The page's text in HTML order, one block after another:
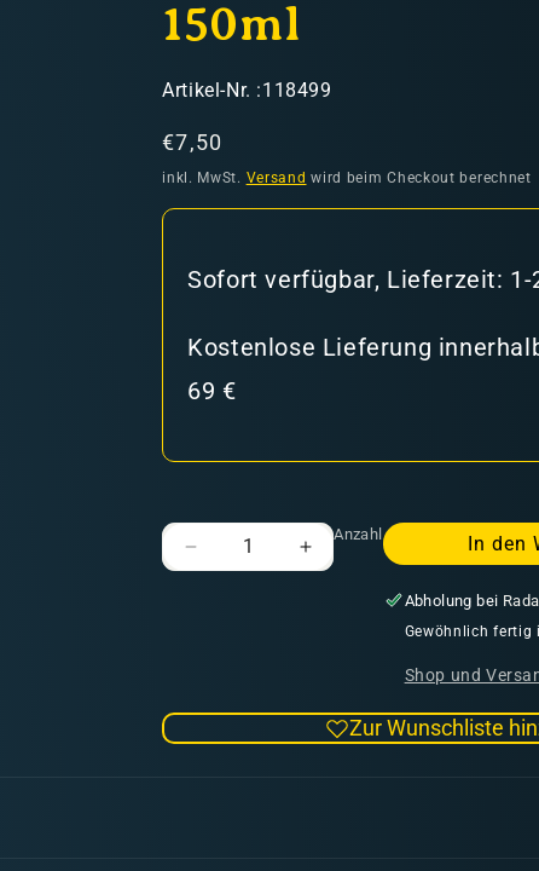
150ml
SKU:
Artikel-Nr. :118499
Normaler
Preis
€7,50
inkl. MwSt. Versand wird beim Checkout berechnet
Sofort verfügbar, Lieferzeit: 1-
Kostenlose Lieferung
69 €
In den
Abholung bei
Gewöhnlich fertig
Shop und
Anzahl
Verringere
150ml
Erhöhe
150ml
Zur Wunschliste